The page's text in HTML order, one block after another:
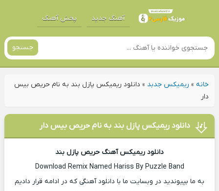
آهنگ جدید پخش آهنگ
جستجو
خانه» ریمیکس جدبد » دانلود ریمیکس پازل بند به نام حریص بیس
دار
دانلود ریمیکس پازل بند به نام حریص بیس دار
دانلود ریمیکس آهنگ حریص پازل بند
Download Remix Named Hariss By Puzzle Band
به ما بپیوندید در وبسایت ما با دانلود آهنگی که در ادامه قرار دادیم